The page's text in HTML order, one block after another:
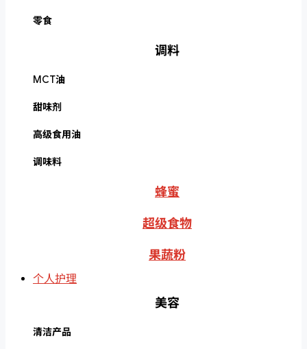
零食
调料
MCT油
甜味剂
高级食用油
调味料
蜂蜜
超级食物
果蔬粉
个人护理
美容
清洁产品